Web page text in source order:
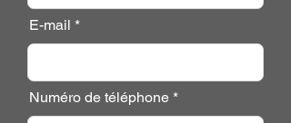
E-mail
Numéro de téléphone